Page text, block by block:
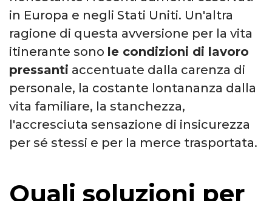
in Europa e negli Stati Uniti. Un'altra
ragione di questa avversione per la vita
itinerante sono le condizioni di lavoro
pressanti accentuate dalla carenza di
personale, la costante lontananza dalla
vita familiare, la stanchezza,
l'accresciuta sensazione di insicurezza
per sé stessi e per la merce trasportata.
Quali soluzioni per